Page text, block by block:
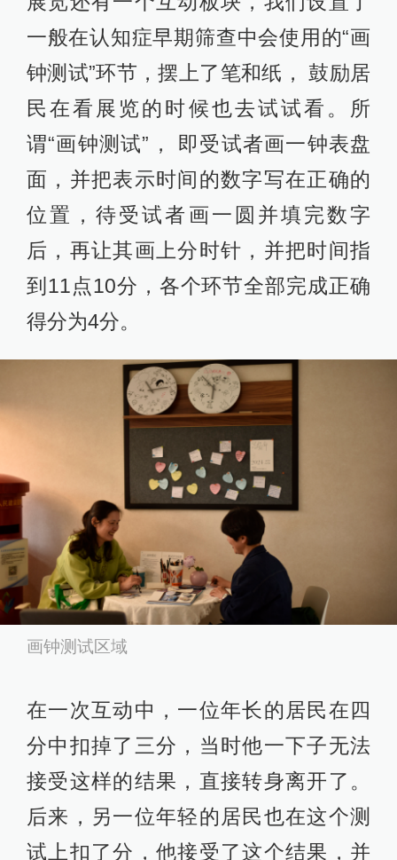
一般在认知症早期筛查中会使用的“画
钟测试”环节，摆上了笔和纸， 鼓励居
民在看展览的时候也去试试看。所
谓“画钟测试”， 即受试者画一钟表盘
面，并把表示时间的数字写在正确的
位置，待受试者画一圆并填完数字
后，再让其画上分时针，并把时间指
到11点10分，各个环节全部完成正确
得分为4分。
画钟测试区域
在一次互动中，一位年长的居民在四
分中扣掉了三分，当时他一下子无法
接受这样的结果，直接转身离开了。
后来，另一位年轻的居民也在这个测
试上扣了分，他接受了这个结果，并